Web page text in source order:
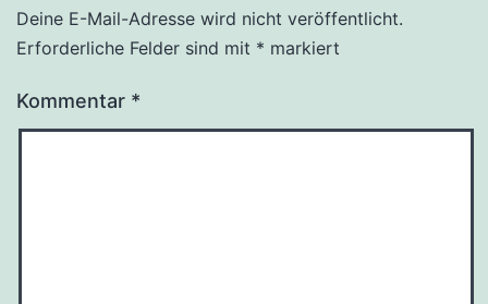
Deine E-Mail-Adresse wird nicht veröffentlicht.
Erforderliche Felder sind mit * markiert
Kommentar *